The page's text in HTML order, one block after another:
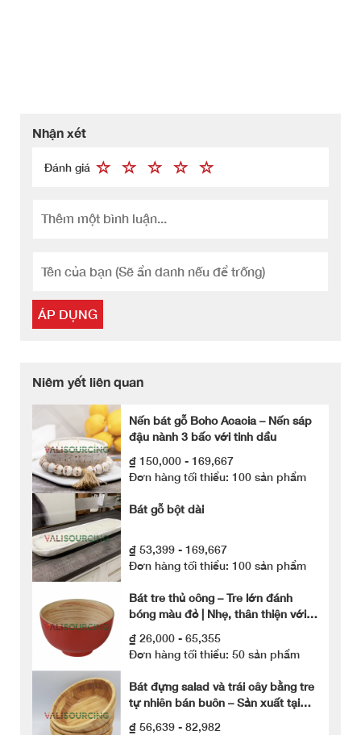
Nhận xét
Đánh giá
ÁP DỤNG
Niêm yết liên quan
Nến bát gỗ Boho Acacia – Nến sáp
đậu nành 3 bấc với tinh dầu
₫ 150,000 - 169,667
Đơn hàng tối thiểu: 100 sản phẩm
Bát gỗ bột dài
₫ 53,399 - 169,667
Đơn hàng tối thiểu: 100 sản phẩm
Bát tre thủ công – Tre lớn đánh
bóng màu đỏ | Nhẹ, thân thiện với
₫ 26,000 - 65,355
Đơn hàng tối thiểu: 50 sản phẩm
Bát đựng salad và trái cây bằng tre
tự nhiên bán buôn – Sản xuất tại
₫ 56,639 - 82,982